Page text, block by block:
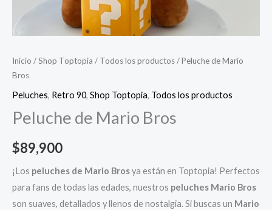
Inicio /Shop Toptopia / Todos los productos/ Peluche de Mario
Bros
Peluches, Retro 90, Shop Toptopia, Todos los productos
Peluche de Mario Bros
$89,900
¡Los peluches de Mario Brosya están en Toptopia! Perfectos
para fans de todas las edades, nuestros peluches Mario Bros
son suaves, detallados y llenos de nostalgia. Si buscas un Mario